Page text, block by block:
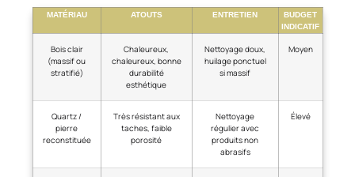
MATÉRIAU ATOUTS ENTRETIEN
BUDGET
INDICATIF
Bois clair
(massif ou
stratifié)
Chaleureux,
chaleureux, bonne
durabilité
esthétique
Nettoyage doux,
huilage ponctuel
si massif
Moyen
Quartz /
pierre
reconstituée
Très résistant aux
taches, faible
porosité
Nettoyage
régulier avec
produits non
abrasifs
Élevé